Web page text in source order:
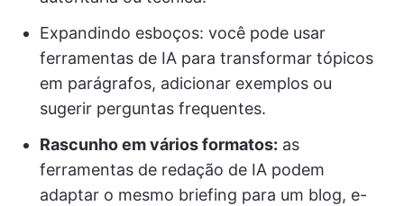
Expandindo esboços: você pode usar
ferramentas de IA para transformar tópicos
em parágrafos, adicionar exemplos ou
sugerir perguntas frequentes.
Rascunho em vários formatos: as
ferramentas de redação de IA podem
adaptar o mesmo briefing para um blog, e-